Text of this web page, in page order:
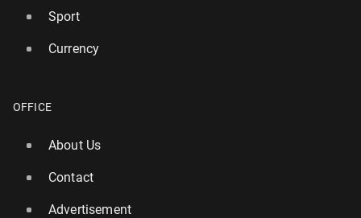
Sport
Currency
OFFICE
About Us
Contact
Advertisement